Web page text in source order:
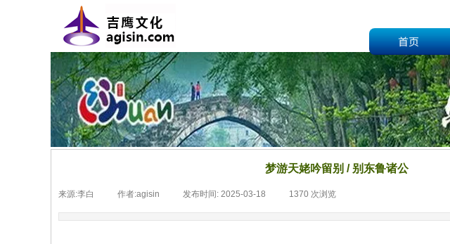
首页
梦游天姥吟留别 / 别东鲁诸公
来源:李白 作者:agisin 发布时间: 2025-03-18 1370 次浏览